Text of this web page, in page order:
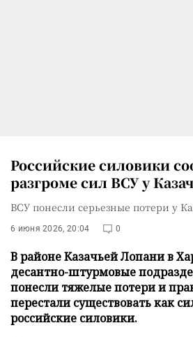
Российские силовики
разгроме сил ВСУ у
ВСУ понесли серьезные потери у
6 июня 2026, 20:04 0
В районе Казачьей Лопани в
десантно-штурмовые
понесли тяжелые потери и
перестали существовать как
российские силовики.